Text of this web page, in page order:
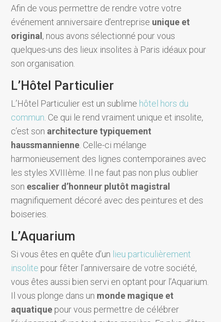
Afin de vous permettre de rendre votre votre
événement anniversaire d’entreprise unique et
original, nous avons sélectionné pour vous
quelques-uns des lieux insolites à Paris idéaux pour
son organisation.
L’Hôtel Particulier
L’Hôtel Particulier est un sublime hôtel hors du
commun . Ce qui le rend vraiment unique et insolite,
c’est son architecture typiquement
haussmannienne . Celle-ci mélange
harmonieusement des lignes contemporaines avec
les styles XVIIIème. Il ne faut pas non plus oublier
son escalier d’honneur plutôt magistral
magnifiquement décoré avec des peintures et des
boiseries.
L’Aquarium
Si vous êtes en quête d’un lieu particulièrement
insolite pour fêter l’anniversaire de votre société,
vous êtes aussi bien servi en optant pour l’Aquarium.
Il vous plonge dans un monde magique et
aquatique pour vous permettre de célébrer